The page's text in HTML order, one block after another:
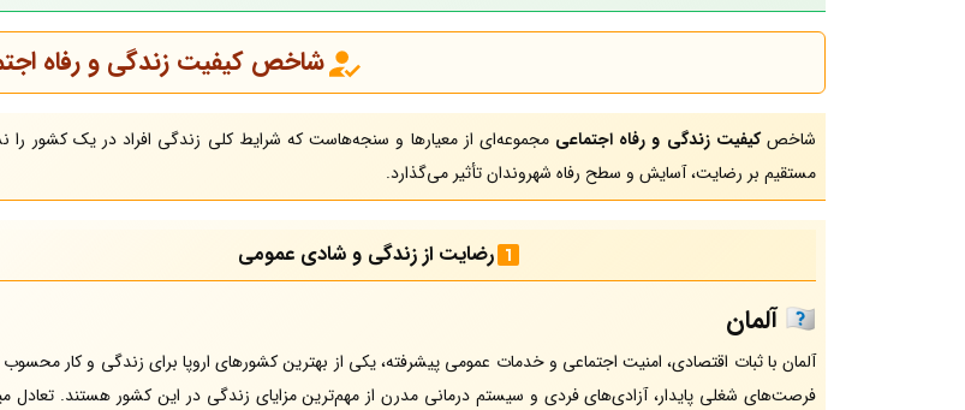
شاخص کیفیت زندگی و رفاه
شاخصکیفیت زندگی و رفاه اجتماعی مجموعه‌ای از معیارها و سنجه‌هاست که شرایط کلی زندگی افراد در یک کشور
مستقیم بر رضایت، آسایش و سطح رفاه شهروندان تأثیر می‌گذارد.
رضایت از زندگی و شادی عمومی
🇩🇪 آلمان
آلمان با ثبات اقتصادی، امنیت اجتماعی و خدمات عمومی پیشرفته، یکی از بهترین کشورهای اروپا برای زندگی و کار
فرصت‌های شغلی پایدار، آزادی‌های فردی و سیستم درمانی مدرن از مهم‌ترین مزایای زندگی در این کشور هستند. تعادل